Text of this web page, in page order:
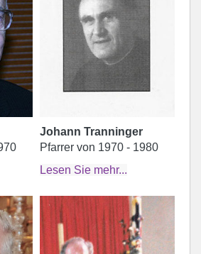
Johann Tranninger
Pfarrer von 1970 - 1980
Lesen Sie mehr...